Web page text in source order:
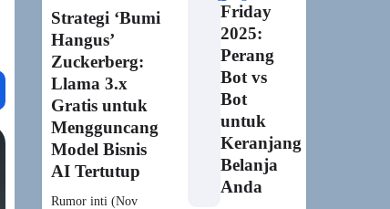
audio2face dialog dinamis
Strategi ‘Bumi
Hangus’
Zuckerberg:
Llama 3.x
Gratis untuk
Mengguncang
Model Bisnis
AI Tertutup
Rumor inti (Nov
Friday
2025:
Perang
Bot vs
Bot
untuk
Keranjang
Belanja
Anda